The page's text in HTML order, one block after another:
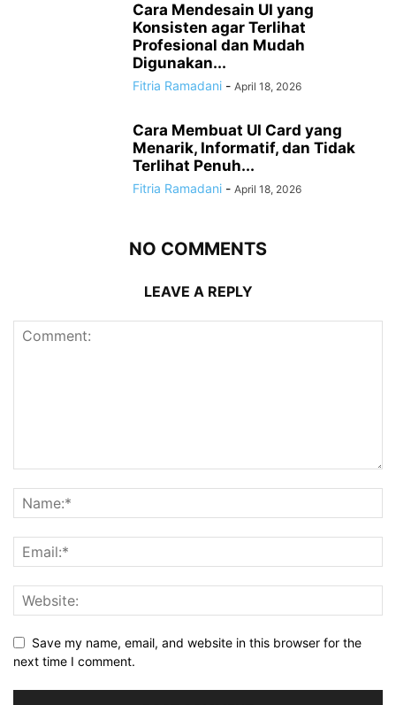
Cara Mendesain UI yang
Konsisten agar Terlihat
Profesional dan Mudah
Digunakan...
Fitria Ramadani - April 18, 2026
Cara Membuat UI Card yang
Menarik, Informatif, dan Tidak
Terlihat Penuh...
Fitria Ramadani - April 18, 2026
NO COMMENTS
LEAVE A REPLY
Save my name, email, and website in this browser for the
next time I comment.